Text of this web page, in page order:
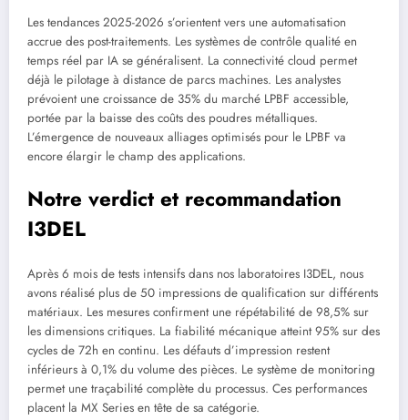
Les tendances 2025-2026 s’orientent vers une automatisation
accrue des post-traitements. Les systèmes de contrôle qualité en
temps réel par IA se généralisent. La connectivité cloud permet
déjà le pilotage à distance de parcs machines. Les analystes
prévoient une croissance de 35% du marché LPBF accessible,
portée par la baisse des coûts des poudres métalliques.
L’émergence de nouveaux alliages optimisés pour le LPBF va
encore élargir le champ des applications.
Notre verdict et recommandation
I3DEL
Après 6 mois de tests intensifs dans nos laboratoires I3DEL, nous
avons réalisé plus de 50 impressions de qualification sur différents
matériaux. Les mesures confirment une répétabilité de 98,5% sur
les dimensions critiques. La fiabilité mécanique atteint 95% sur des
cycles de 72h en continu. Les défauts d’impression restent
inférieurs à 0,1% du volume des pièces. Le système de monitoring
permet une traçabilité complète du processus. Ces performances
placent la MX Series en tête de sa catégorie.